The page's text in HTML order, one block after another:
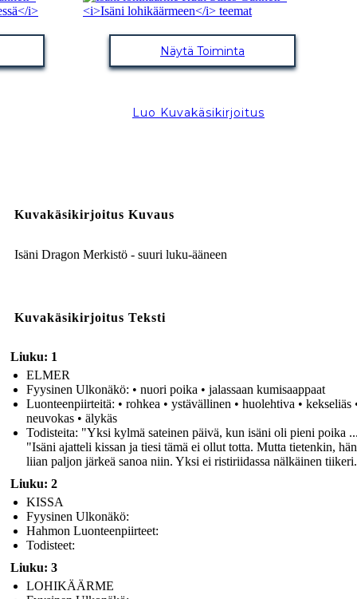
Näytä Toiminta
Luo Kuvakäsikirjoitus
Kuvakäsikirjoitus Kuvaus
Isäni Dragon Merkistö - suuri luku-ääneen
Kuvakäsikirjoitus Teksti
Liuku: 1
ELMER
Fyysinen Ulkonäkö: • nuori poika • jalassaan kumisaappaat
Luonteenpiirteitä: • rohkea • ystävällinen • huolehtiva • kekseliäs
neuvokas • älykäs
Todisteita: "Yksi kylmä sateinen päivä, kun isäni oli pieni poika
"Isäni ajatteli kissan ja tiesi tämä ei ollut totta. Mutta tietenkin,
liian paljon järkeä sanoa niin. Yksi ei ristiriidassa nälkäinen
Liuku: 2
KISSA
Fyysinen Ulkonäkö:
Hahmon Luonteenpiirteet:
Todisteet:
Liuku: 3
LOHIKÄÄRME